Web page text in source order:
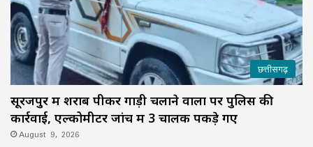
छत्तीसगढ़
सूरजपुर में शराब पीकर गाड़ी चलाने वालों पर पुलिस की
कार्रवाई, एल्कोमीटर जांच में 3 चालक पकड़े गए
August 9, 2026